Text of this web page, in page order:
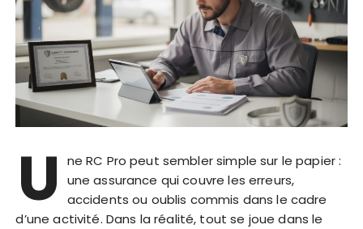
U
ne RC Pro peut sembler simple sur le papier :
une assurance qui couvre les erreurs,
accidents ou oublis commis dans le cadre
d’une activité. Dans la réalité, tout se joue dans le